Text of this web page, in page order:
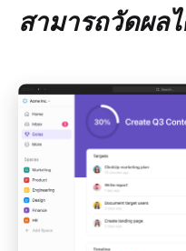
สามารถวัดผล